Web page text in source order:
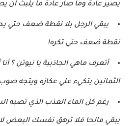
يصير عادة وما صار عادة ما يلبث أن
يبقي الرجل بلا نقطة ضعف حتي
نقطة ضعف حتي تكره!
أتعرف ماهي الجاذبية يا نيوتن ؟
الثمانين يتكيء علي عكازه ويتجه صوب
رغم كل الماء العذب الذي تصبه
يبقي مالحا فلا ترهق نفسك البعض